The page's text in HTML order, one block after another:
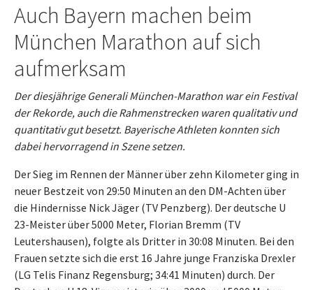
Auch Bayern machen beim
München Marathon auf sich
aufmerksam
Der diesjährige Generali München-Marathon war ein Festival
der Rekorde, auch die Rahmenstrecken waren qualitativ und
quantitativ gut besetzt. Bayerische Athleten konnten sich
dabei hervorragend in Szene setzen.
Der Sieg im Rennen der Männer über zehn Kilometer ging in
neuer Bestzeit von 29:50 Minuten an den DM-Achten über
die Hindernisse Nick Jäger (TV Penzberg). Der deutsche U
23-Meister über 5000 Meter, Florian Bremm (TV
Leutershausen), folgte als Dritter in 30:08 Minuten. Bei den
Frauen setzte sich die erst 16 Jahre junge Franziska Drexler
(LG Telis Finanz Regensburg; 34:41 Minuten) durch. Der